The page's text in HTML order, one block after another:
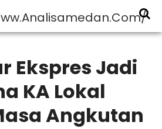
Ekspres Jadi
KA Lokal
Angkutan